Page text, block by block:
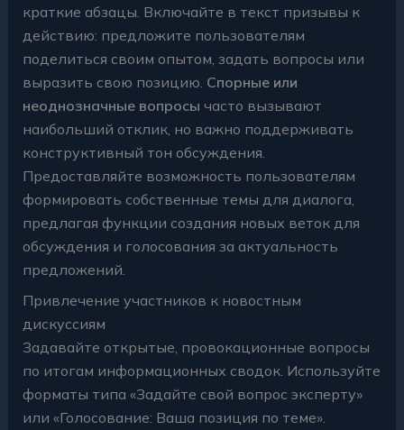
краткие абзацы. Включайте в текст призывы к
действию: предложите пользователям
поделиться своим опытом, задать вопросы или
выразить свою позицию. Спорные или
неоднозначные вопросы часто вызывают
наибольший отклик, но важно поддерживать
конструктивный тон обсуждения.
Предоставляйте возможность пользователям
формировать собственные темы для диалога,
предлагая функции создания новых веток для
обсуждения и голосования за актуальность
предложений.
Привлечение участников к новостным
дискуссиям
Задавайте открытые, провокационные вопросы
по итогам информационных сводок. Используйте
форматы типа «Задайте свой вопрос эксперту»
или «Голосование: Ваша позиция по теме».